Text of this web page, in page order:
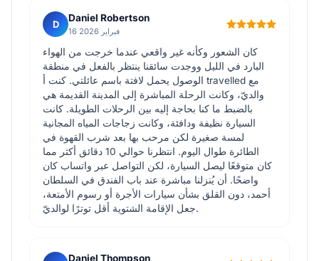
D
Daniel Robertson
16 فبراير 2026
كان الشعور وكأنه غير واقعي عندما خرجت من الهواء
البارد في الليل ووجدت سائقنا ينتظر بالفعل في منطقة
الوصول يحمل لافتة باسم عائلتي. كنت أ travelled مع
والديّ، وكانت الرحلة المباشرة إلى المدينة القديمة هي
بالضبط ما كنا بحاجة إليه بين الرحلات الطويلة. كانت
السيارة نظيفة ودافئة، وكانت زجاجات المياه المجانية
لمسة صغيرة لكن مرحب بها بعد شرب القهوة في
الطائرة طوال اليوم. انتظرنا حوالي 10 دقائق أكثر مما
كان متوقعًا ليصل السيارة، لكن التواصل عبر واتساب كان
واضحًا. أن يُنزلنا مباشرة عند باب الفندق في السلطان
أحمد، دون القلق بشأن سيارات الأجرة أو رسوم الأمتعة،
جعل الإقامة الشتوية أقل توترًا لوالديّ.
Daniel Thompson